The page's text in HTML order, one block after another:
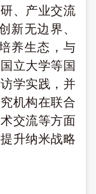
、产业交流
新无边界、
养生态，与
立大学等国
学实践，并
机构在联合
交流等方面
升纳米战略